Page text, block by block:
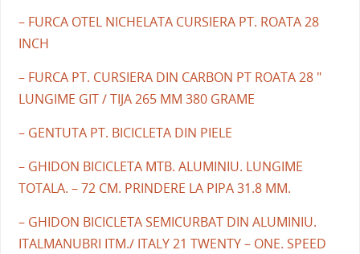
– FURCA OTEL NICHELATA CURSIERA PT. ROATA 28
INCH
– FURCA PT. CURSIERA DIN CARBON PT ROATA 28 "
LUNGIME GIT / TIJA 265 MM 380 GRAME
– GENTUTA PT. BICICLETA DIN PIELE
– GHIDON BICICLETA MTB. ALUMINIU. LUNGIME
TOTALA. – 72 CM. PRINDERE LA PIPA 31.8 MM.
– GHIDON BICICLETA SEMICURBAT DIN ALUMINIU.
ITALMANUBRI ITM./ ITALY 21 TWENTY – ONE. SPEED